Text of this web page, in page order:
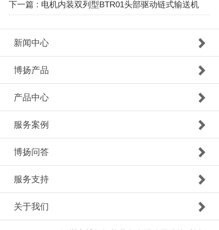
下一篇 : 电机内装双列型BTR01头部驱动链式输送机
新闻中心
博扬产品
产品中心
服务案例
博扬问答
服务支持
关于我们